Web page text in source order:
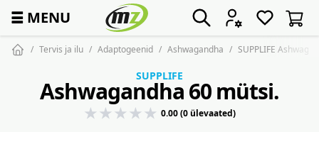
☰ MENU
Tervis ja ilu Adaptogeenid Ashwagandha SUPPLIFE
SUPPLIFE
Ashwagandha 60 mütsi.
0.00 (0 ülevaated)